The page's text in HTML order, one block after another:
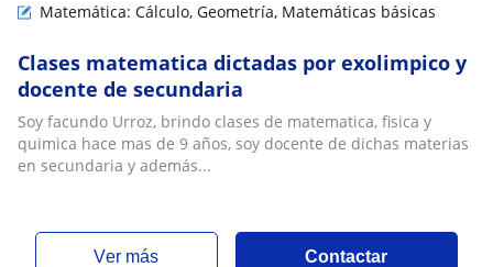
Matemática: Cálculo, Geometría, Matemáticas básicas
Clases matematica dictadas por exolimpico y
docente de secundaria
Soy facundo Urroz, brindo clases de matematica, fisica y
quimica hace mas de 9 años, soy docente de dichas materias
en secundaria y además...
ver más Contactar